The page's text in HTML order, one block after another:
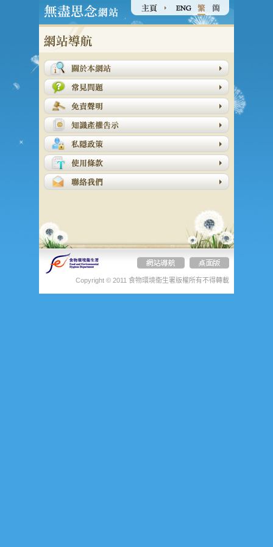
Copyright © 2011 食物環境衞生署版權所有不得轉載